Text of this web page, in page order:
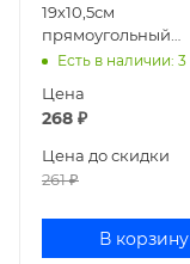
19х10,5см
прямоугольный
ламинированный
Есть в наличии: 3
Цена
268 ₽
Цена до скидки
261₽
В корзину